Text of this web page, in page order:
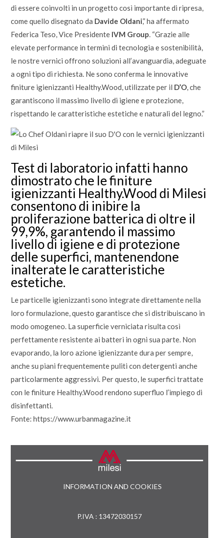
di essere coinvolti in un progetto così importante di ripresa,
come quello disegnato da Davide Oldani,” ha affermato
Federica Teso, Vice Presidente IVM Group. “Grazie alle
elevate performance in termini di tecnologia e sostenibilità,
le nostre vernici offrono soluzioni all’avanguardia, adeguate
a ogni tipo di richiesta. Ne sono conferma le innovative
finiture igienizzanti Healthy.Wood, utilizzate per il D’O, che
garantiscono il massimo livello di igiene e protezione,
rispettando le caratteristiche estetiche e naturali del legno.”
Test di laboratorio infatti hanno
dimostrato che le finiture
igienizzanti Healthy.Wood di Milesi
consentono di inibire la
proliferazione batterica di oltre il
99,9%, garantendo il massimo
livello di igiene e di protezione
delle superfici, mantenendone
inalterate le caratteristiche
estetiche.
Le particelle igienizzanti sono integrate direttamente nella
loro formulazione, questo garantisce che si distribuiscano in
modo omogeneo. La superficie verniciata risulta così
perfettamente resistente ai batteri in ogni sua parte. Non
evaporando, la loro azione igienizzante dura per sempre,
anche su piani frequentemente puliti con detergenti anche
particolarmente aggressivi. Per questo, le superfici trattate
con le finiture Healthy.Wood rendono superfluo l’impiego di
disinfettanti.
Fonte: https://www.urbanmagazine.it
INFORMATION AND COOKIES
P.IVA : 13472030157